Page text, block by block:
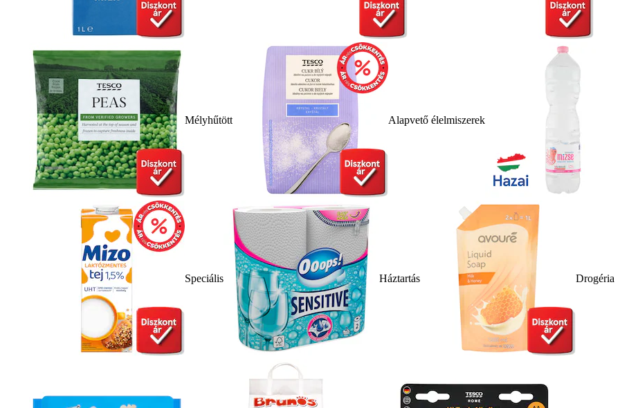
Mélyhűtött Alapvető élelmiszerek
Speciális Háztartás Drogéria